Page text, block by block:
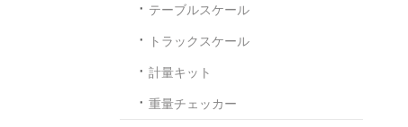
テーブルスケール
トラックスケール
計量キット
重量チェッカー